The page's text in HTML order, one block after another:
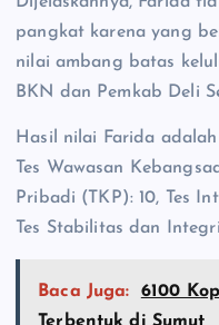
pangkat karena yang
nilai ambang batas
BKN dan Pemkab Deli
‎Hasil nilai Farida
‎Tes Wawasan
Pribadi (TKP): 10, ‎Tes
Tes Stabilitas dan
Baca Juga:
6100
Terbentuk di Sumut